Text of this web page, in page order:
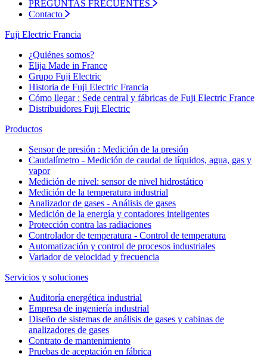
PREGUNTAS FRECUENTES
Contacto
Fuji Electric Francia
¿Quiénes somos?
Elija Made in France
Grupo Fuji Electric
Historia de Fuji Electric Francia
Cómo llegar : Sede central y fábricas de Fuji Electric France
Distribuidores Fuji Electric
Productos
Sensor de presión : Medición de la presión
Caudalímetro - Medición de caudal de líquidos, agua, gas y
vapor
Medición de nivel: sensor de nivel hidrostático
Medición de la temperatura industrial
Analizador de gases - Análisis de gases
Medición de la energía y contadores inteligentes
Protección contra las radiaciones
Controlador de temperatura - Control de temperatura
Automatización y control de procesos industriales
Variador de velocidad y frecuencia
Servicios y soluciones
Auditoría energética industrial
Empresa de ingeniería industrial
Diseño de sistemas de análisis de gases y cabinas de
analizadores de gases
Contrato de mantenimiento
Pruebas de aceptación en fábrica